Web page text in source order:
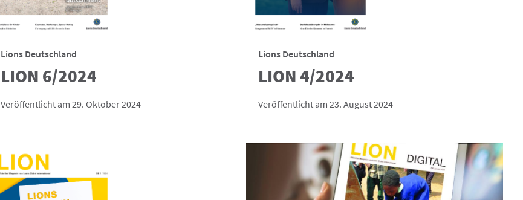
Lions Deutschland
LION 6/2024
Veröffentlicht am 29. Oktober 2024
Lions Deutschland
LION 4/2024
Veröffentlicht am 23. August 2024